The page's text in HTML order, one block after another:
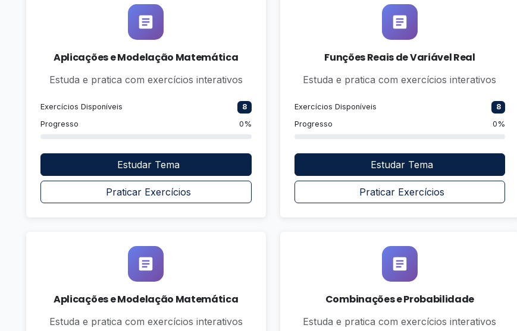
Aplicações e Modelação Matemática
Estuda e pratica com exercícios interativos
Exercícios Disponíveis
8
Progresso
0%
Estudar Tema
Praticar Exercícios
Funções Reais de Variável Real
Estuda e pratica com exercícios interativos
Exercícios Disponíveis
8
Progresso
0%
Estudar Tema
Praticar Exercícios
Aplicações e Modelação Matemática
Estuda e pratica com exercícios interativos
Combinações e Probabilidade
Estuda e pratica com exercícios interativos